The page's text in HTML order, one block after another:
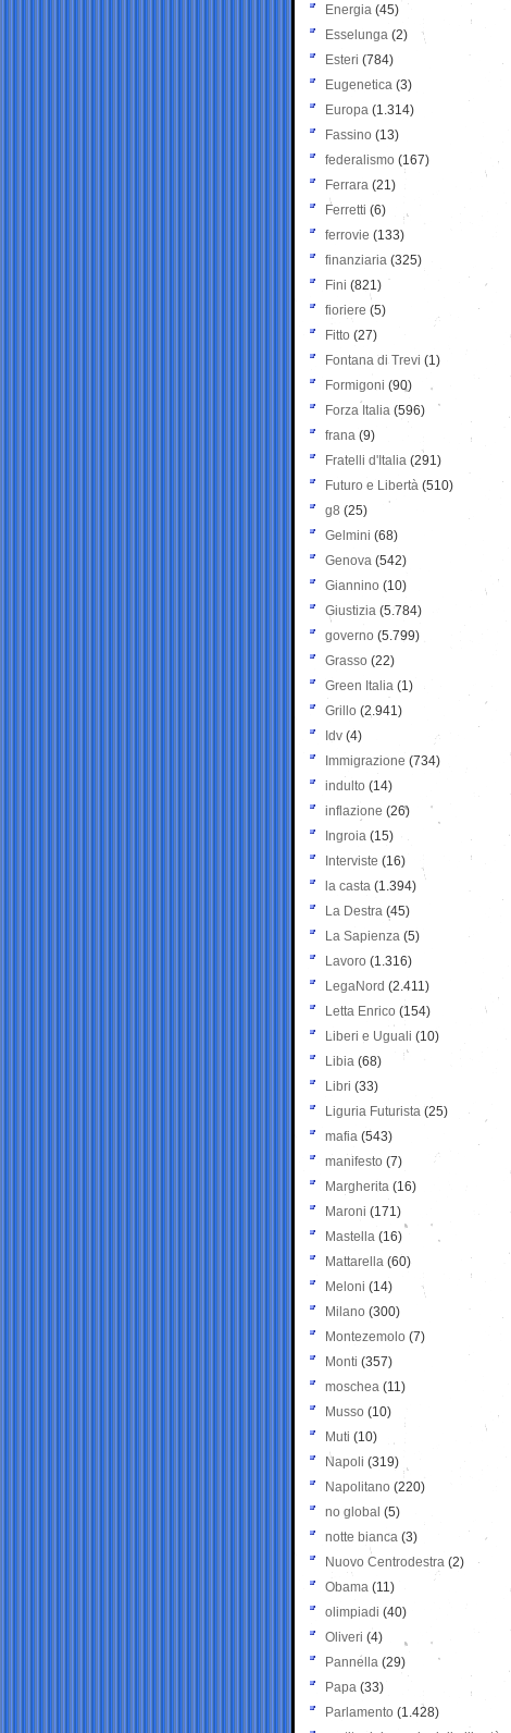
Energia (45)
Esselunga (2)
Esteri (784)
Eugenetica (3)
Europa (1.314)
Fassino (13)
federalismo (167)
Ferrara (21)
Ferretti (6)
ferrovie (133)
finanziaria (325)
Fini (821)
fioriere (5)
Fitto (27)
Fontana di Trevi (1)
Formigoni (90)
Forza Italia (596)
frana (9)
Fratelli d'Italia (291)
Futuro e Libertà (510)
g8 (25)
Gelmini (68)
Genova (542)
Giannino (10)
Giustizia (5.784)
governo (5.799)
Grasso (22)
Green Italia (1)
Grillo (2.941)
Idv (4)
Immigrazione (734)
indulto (14)
inflazione (26)
Ingroia (15)
Interviste (16)
la casta (1.394)
La Destra (45)
La Sapienza (5)
Lavoro (1.316)
LegaNord (2.411)
Letta Enrico (154)
Liberi e Uguali (10)
Libia (68)
Libri (33)
Liguria Futurista (25)
mafia (543)
manifesto (7)
Margherita (16)
Maroni (171)
Mastella (16)
Mattarella (60)
Meloni (14)
Milano (300)
Montezemolo (7)
Monti (357)
moschea (11)
Musso (10)
Muti (10)
Napoli (319)
Napolitano (220)
no global (5)
notte bianca (3)
Nuovo Centrodestra (2)
Obama (11)
olimpiadi (40)
Oliveri (4)
Pannella (29)
Papa (33)
Parlamento (1.428)